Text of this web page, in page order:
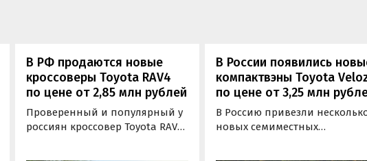
В РФ продаются новые
кроссоверы Toyota RAV4
по цене от 2,85 млн рублей
Проверенный и популярный у
россиян кроссовер Toyota RAV4
В России появились
компактвэны Toyota
по цене от 3,25 млн
В Россию привезли
новых семиместных